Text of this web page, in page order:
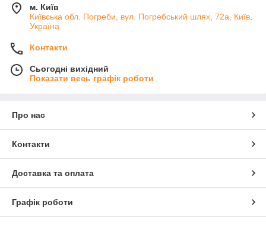
м. Київ
Київська обл. Погреби, вул. Погребський шлях, 72а, Київ,
Україна
Контакти
Сьогодні вихідний
Показати весь графік роботи
Про нас
Контакти
Доставка та оплата
Графік роботи